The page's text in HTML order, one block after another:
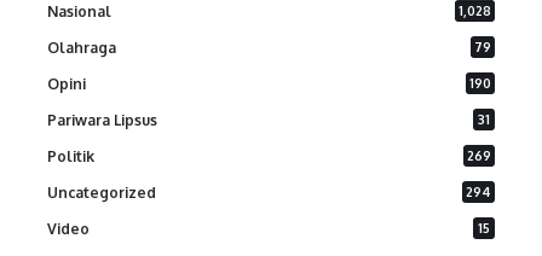
Nasional 1,028
Olahraga 79
Opini 190
Pariwara Lipsus 31
Politik 269
Uncategorized 294
Video 15